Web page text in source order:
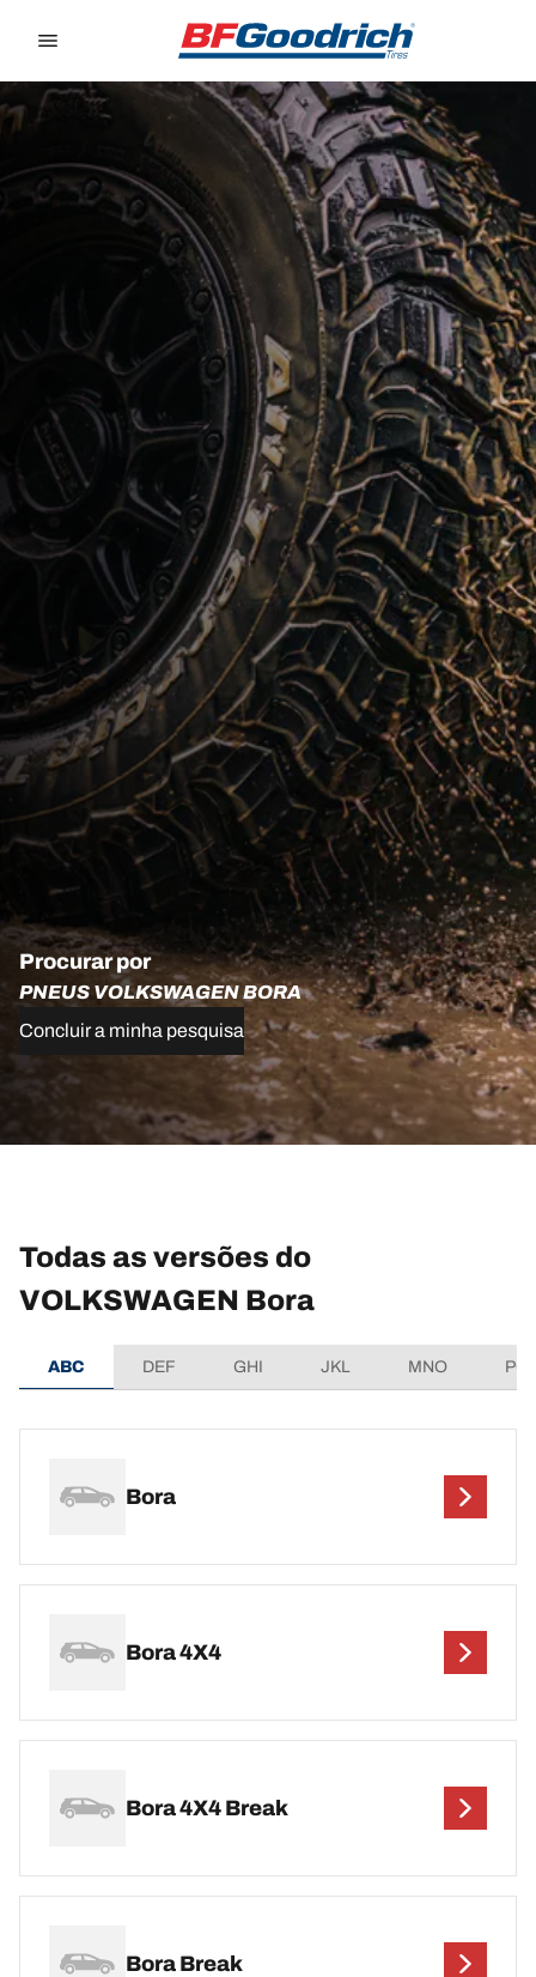
Procurar por
PNEUS VOLKSWAGEN BORA
Concluir a minha pesquisa
Todas as versões do
VOLKSWAGEN Bora
ABC DEF GHI JKL MNO
Bora
Bora 4X4
Bora 4X4 Break
Bora Break